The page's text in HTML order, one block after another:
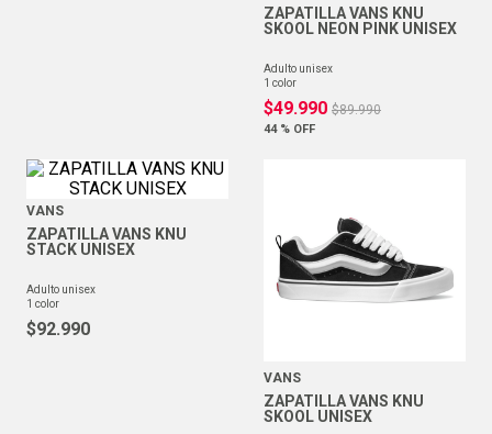
ZAPATILLA VANS KNU
SKOOL NEON PINK UNISEX
adulto unisex
1 color
$49.990 $89.990
44 % OFF
VANS
ZAPATILLA VANS KNU
STACK UNISEX
adulto unisex
1 color
$92.990
VANS
ZAPATILLA VANS KNU
SKOOL UNISEX